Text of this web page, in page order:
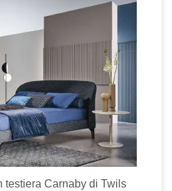
testiera Carnaby di Twils